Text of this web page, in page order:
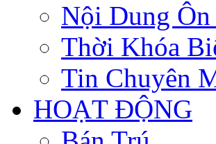
Nội Dung Ôn
Thời Khóa
Tin Chuyên
HOẠT ĐỘNG